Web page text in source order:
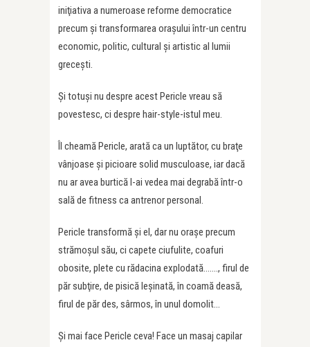
iniţiativa a numeroase reforme democratice
precum şi transformarea oraşului într-un centru
economic, politic, cultural şi artistic al lumii
greceşti.
Şi totuşi nu despre acest Pericle vreau să
povestesc, ci despre hair-style-istul meu.
Îl cheamă Pericle, arată ca un luptător, cu braţe
vânjoase şi picioare solid musculoase, iar dacă
nu ar avea burtică l-ai vedea mai degrabă într-o
sală de fitness ca antrenor personal.
Pericle transformă şi el, dar nu oraşe precum
strămoşul său, ci capete ciufulite, coafuri
obosite, plete cu rădacina explodată……., firul de
păr subţire, de pisică leşinată, în coamă deasă,
firul de păr des, sârmos, în unul domolit…
Şi mai face Pericle ceva! Face un masaj capilar